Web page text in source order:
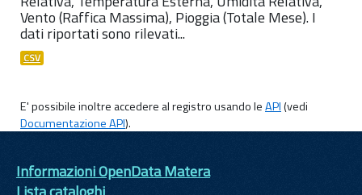
Vento (Raffica Massima), Pioggia (Totale Mese). I
dati riportati sono rilevati...
CSV
E' possibile inoltre accedere al registro usando leAPI(vedi
Documentazione API).
Informazioni OpenData Matera